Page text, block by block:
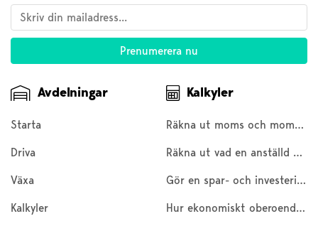
Avdelningar
Starta
Driva
Växa
Kalkyler
Kalkyler
Räkna ut moms och moms baklänges
Räkna ut vad en anställd kostar
Gör en spar- och investeringskalkyl
Hur ekonomiskt oberoende är du?